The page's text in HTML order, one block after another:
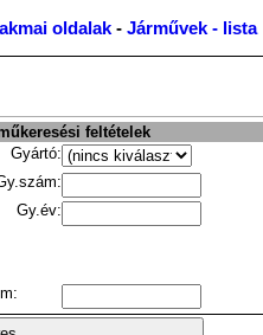
oldalak- Járművek - lista
feltételek
Gyártó:
Gy.év: